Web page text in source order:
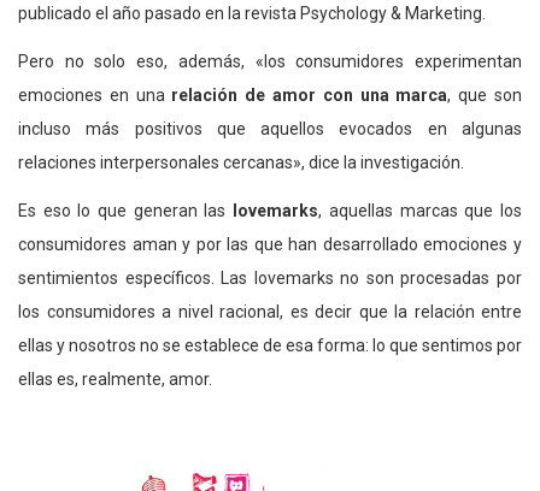
publicado el año pasado en la revista Psychology & Marketing.
Pero no solo eso, además, «los consumidores experimentan
emociones en una relación de amor con una marca, que son
incluso más positivos que aquellos evocados en algunas
relaciones interpersonales cercanas», dice la investigación.
Es eso lo que generan las lovemarks, aquellas marcas que los
consumidores aman y por las que han desarrollado emociones y
sentimientos específicos. Las lovemarks no son procesadas por
los consumidores a nivel racional, es decir que la relación entre
ellas y nosotros no se establece de esa forma: lo que sentimos por
ellas es, realmente, amor.